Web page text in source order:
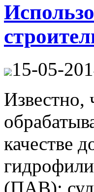
15-05-
Известно,
качестве